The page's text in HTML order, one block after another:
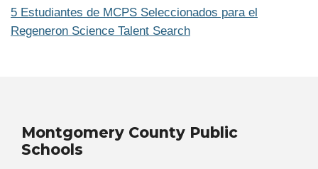
5 Estudiantes de MCPS Seleccionados para el
Regeneron Science Talent Search
Montgomery County Public
Schools